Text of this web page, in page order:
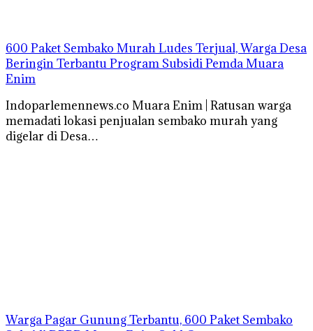
600 Paket Sembako Murah Ludes Terjual, Warga Desa
Beringin Terbantu Program Subsidi Pemda Muara
Enim
Indoparlemennews.co Muara Enim | Ratusan warga
memadati lokasi penjualan sembako murah yang
digelar di Desa…
Warga Pagar Gunung Terbantu, 600 Paket Sembako